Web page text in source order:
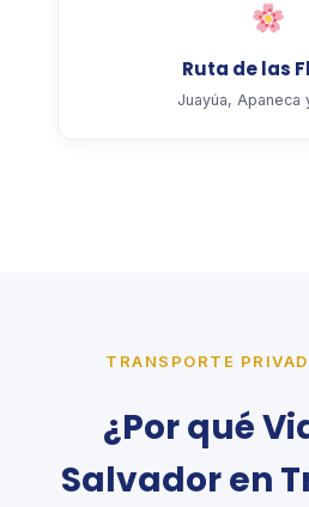
Ruta de las
Juayúa, Apaneca
TRANSPORTE
¿Por qué
Salvador en